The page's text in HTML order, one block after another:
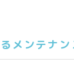
メンテナン